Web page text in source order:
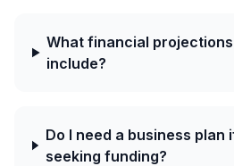
What financial projections
include?
Do I need a business plan
seeking funding?